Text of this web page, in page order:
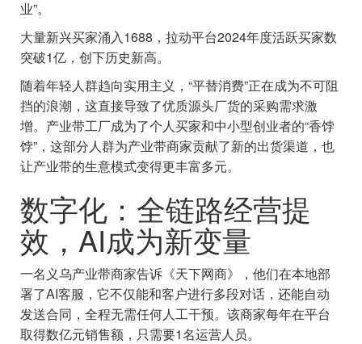
业”。
大量新兴买家涌入1688，拉动平台2024年度活跃买家数
突破1亿，创下历史新高。
随着年轻人群趋向实用主义，“平替消费”正在成为不可阻
挡的浪潮，这直接导致了优质源头厂货的采购需求激
增。产业带工厂成为了个人买家和中小型创业者的“香饽
饽”，这部分人群为产业带商家贡献了新的出货渠道，也
让产业带的生意模式变得更丰富多元。
数字化：全链路经营提
效，AI成为新变量
一名义乌产业带商家告诉《天下网商》，他们在本地部
署了AI客服，它不仅能和客户进行多段对话，还能自动
发送合同，全程无需任何人工干预。该商家每年在平台
取得数亿元销售额，只需要1名运营人员。